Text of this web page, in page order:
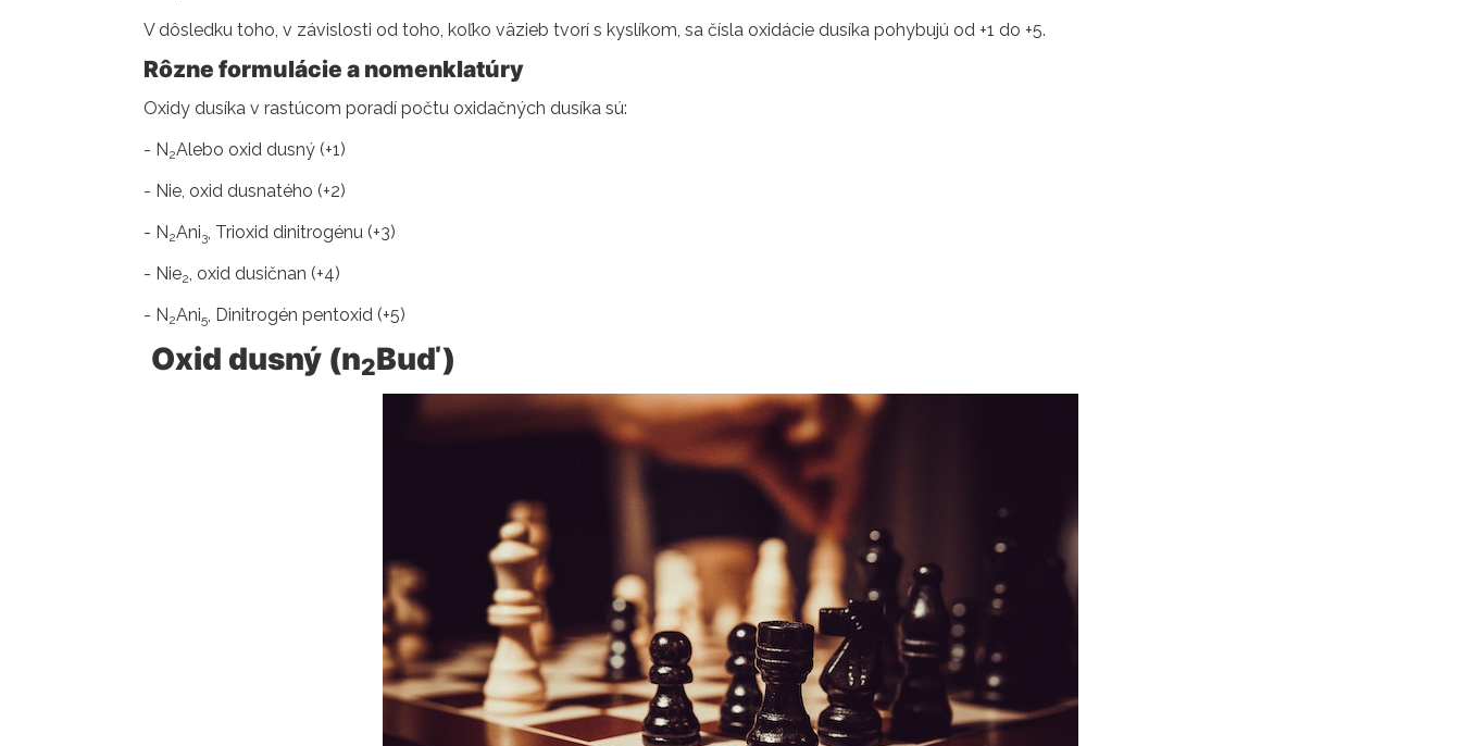
V dôsledku toho, v závislosti od toho, koľko väzieb tvorí s kyslíkom, sa čísla oxidácie dusíka pohybujú od +1 do +5.
Rôzne formulácie a nomenklatúry
Oxidy dusíka v rastúcom poradí počtu oxidačných dusíka sú:
- N2Alebo oxid dusný (+1)
- Nie, oxid dusnatého (+2)
- N2Ani3, Trioxid dinitrogénu (+3)
- Nie2, oxid dusičnan (+4)
- N2Ani5, Dinitrogén pentoxid (+5)
Oxid dusný (n2Buď)